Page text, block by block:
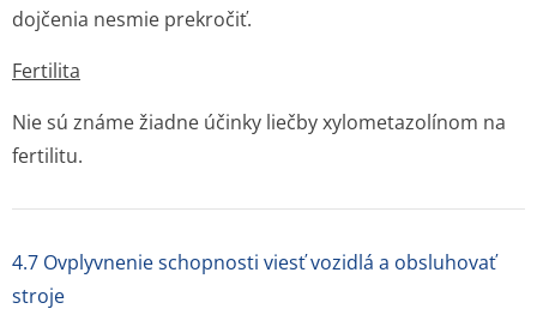
dojčenia nesmie prekročiť.
Fertilita
Nie sú známe žiadne účinky liečby xylometazolínom na
fertilitu.
4.7 Ovplyvnenie schopnosti viesť vozidlá a obsluhovať
stroje